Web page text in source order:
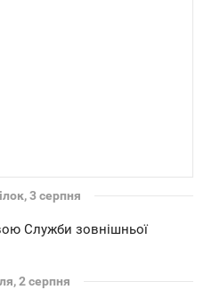
3 серпня
Служби зовнішньої
2 серпня